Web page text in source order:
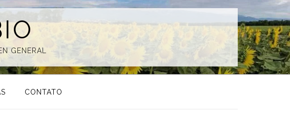
GENERAL
CONTATO